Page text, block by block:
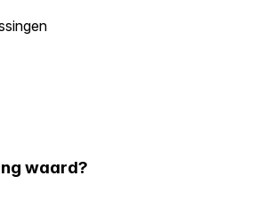
waard?